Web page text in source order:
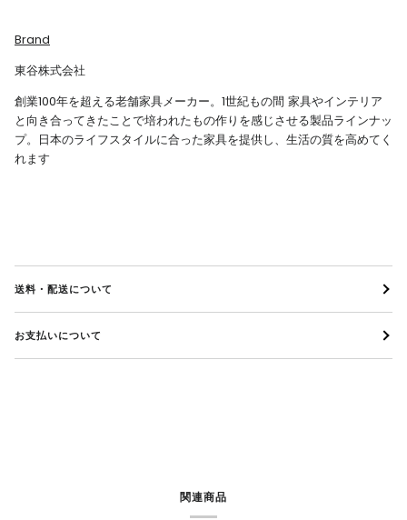
Brand
東谷株式会社
創業100年を超える老舗家具メーカー。 1世紀もの間 家具やインテリア
と向き合ってきたことで培われたもの作りを感じさせる製品ラインナッ
プ。日本のライフスタイルに合った家具を提供し、生活の質を高めてく
れます
送料・配送について
お支払いについて
関連商品